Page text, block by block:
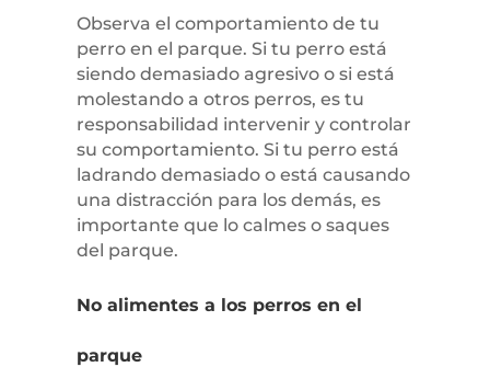
Observa el comportamiento de tu
perro en el parque. Si tu perro está
siendo demasiado agresivo o si está
molestando a otros perros, es tu
responsabilidad intervenir y controlar
su comportamiento. Si tu perro está
ladrando demasiado o está causando
una distracción para los demás, es
importante que lo calmes o saques
del parque.
No alimentes a los perros en el
parque